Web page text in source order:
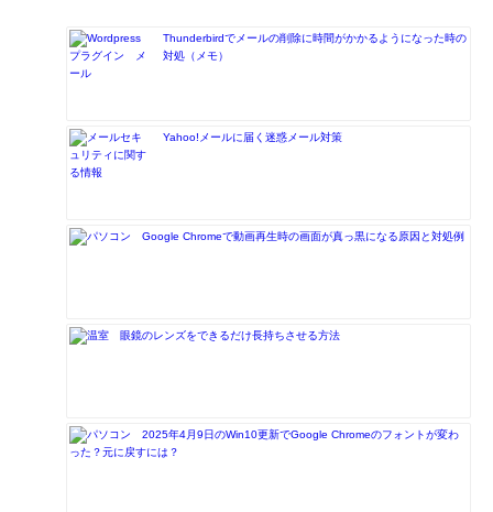
Thunderbirdでメールの削除に時間がかかるようになった時の
対処（メモ）
Yahoo!メールに届く迷惑メール対策
Google Chromeで動画再生時の画面が真っ黒になる原因と対処例
眼鏡のレンズをできるだけ長持ちさせる方法
2025年4月9日のWin10更新でGoogle Chromeのフォントが変わ
った？元に戻すには？